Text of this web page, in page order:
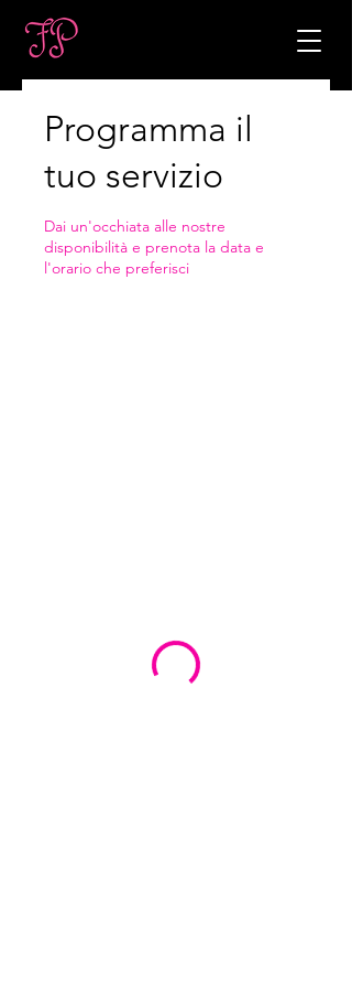
Programma il
tuo servizio
Dai un'occhiata alle nostre
disponibilità e prenota la data e
l'orario che preferisci